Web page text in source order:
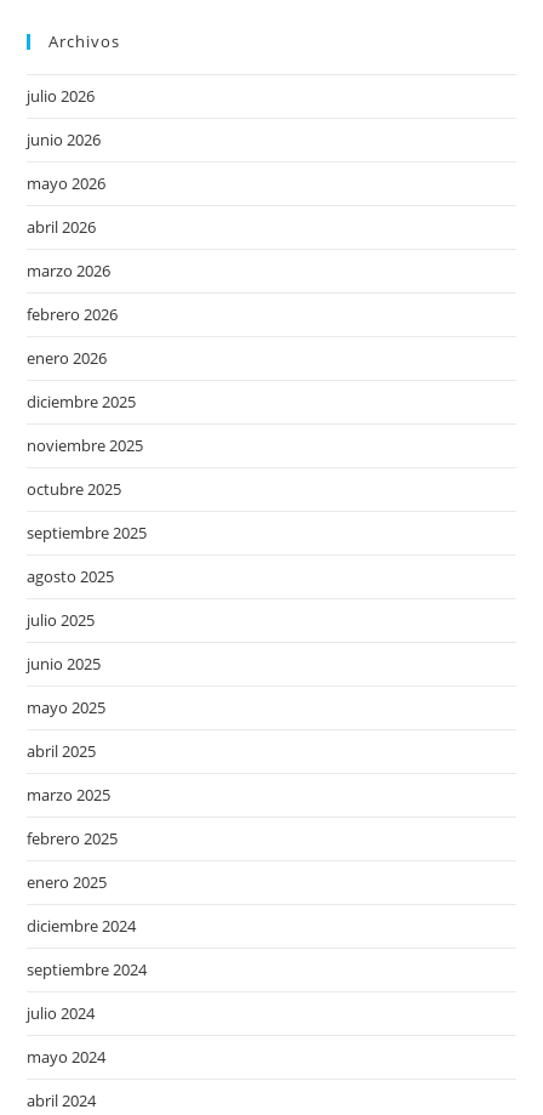
Archivos
julio 2026
junio 2026
mayo 2026
abril 2026
marzo 2026
febrero 2026
enero 2026
diciembre 2025
noviembre 2025
octubre 2025
septiembre 2025
agosto 2025
julio 2025
junio 2025
mayo 2025
abril 2025
marzo 2025
febrero 2025
enero 2025
diciembre 2024
septiembre 2024
julio 2024
mayo 2024
abril 2024